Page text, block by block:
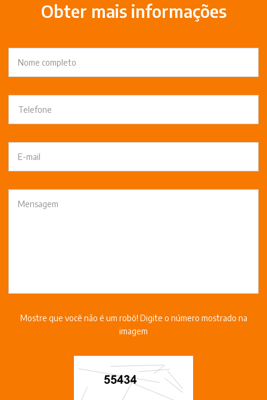
Obter mais informações
Mostre que você não é um robô! Digite o número mostrado na
imagem